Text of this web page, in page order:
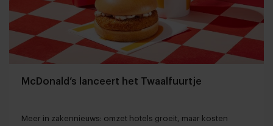
McDonald’s lanceert het Twaalfuurtje
Meer in zakennieuws: omzet hotels groeit, maar kosten